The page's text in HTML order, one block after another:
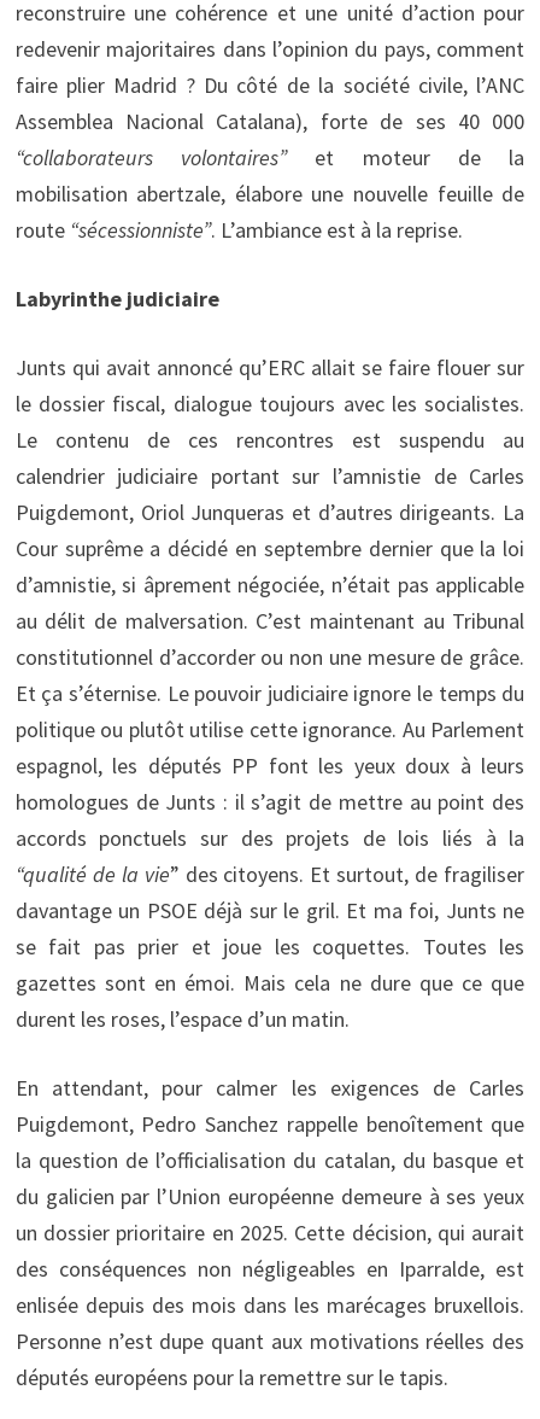
reconstruire une cohérence et une unité d’action pour
redevenir majoritaires dans l’opinion du pays, comment
faire plier Madrid ? Du côté de la société civile, l’ANC
Assemblea Nacional Catalana), forte de ses 40 000
“collaborateurs volontaires”et moteur de la
mobilisation abertzale, élabore une nouvelle feuille de
route “sécessionniste”. L’ambiance est à la reprise.
Labyrinthe judiciaire
Junts qui avait annoncé qu’ERC allait se faire flouer sur
le dossier fiscal, dialogue toujours avec les socialistes.
Le contenu de ces rencontres est suspendu au
calendrier judiciaire portant sur l’amnistie de Carles
Puigdemont, Oriol Junqueras et d’autres dirigeants. La
Cour suprême a décidé en septembre dernier que la loi
d’amnistie, si âprement négociée, n’était pas applicable
au délit de malversation. C’est maintenant au Tribunal
constitutionnel d’accorder ou non une mesure de grâce.
Et ça s’éternise. Le pouvoir judiciaire ignore le temps du
politique ou plutôt utilise cette ignorance. Au Parlement
espagnol, les députés PP font les yeux doux à leurs
homologues de Junts : il s’agit de mettre au point des
accords ponctuels sur des projets de lois liés à la
“qualité de la vie” des citoyens. Et surtout, de fragiliser
davantage un PSOE déjà sur le gril. Et ma foi, Junts ne
se fait pas prier et joue les coquettes. Toutes les
gazettes sont en émoi. Mais cela ne dure que ce que
durent les roses, l’espace d’un matin.
En attendant, pour calmer les exigences de Carles
Puigdemont, Pedro Sanchez rappelle benoîtement que
la question de l’officialisation du catalan, du basque et
du galicien par l’Union européenne demeure à ses yeux
un dossier prioritaire en 2025. Cette décision, qui aurait
des conséquences non négligeables en Iparralde, est
enlisée depuis des mois dans les marécages bruxellois.
Personne n’est dupe quant aux motivations réelles des
députés européens pour la remettre sur le tapis.